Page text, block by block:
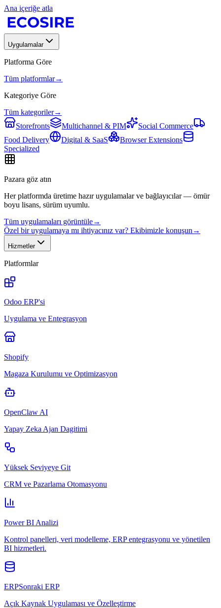
Ana içeriğe atla
Uygulamalar
Platforma Göre
Tüm platformlar→
Kategoriye Göre
Tüm kategoriler→
Storefronts
Multichannel & PIM
Social Commerce
Food Delivery
Digital & SaaS
Browser Extensions
Specialized
Pazara göz atın
Her platformda üretime hazır uygulamalar ve bağlayıcılar — ömür
boyu lisans, sürüm uyumlu.
Tüm uygulamaları görüntüle→
Özel bir uygulamaya mı ihtiyacınız var? Ekibimizle konuşun →
Hizmetler
Platformlar
Odoo ERP'si
Uygulama ve Entegrasyon
Shopify
Magaza Kurulumu ve Optimizasyon
OpenClaw AI
Yapay Zeka Ajan Dagitimi
Yüksek Seviyeye Git
CRM ve Pazarlama Otomasyonu
Power BI Analizi
Kontrol panelleri, veri modelleme, ERP entegrasyonu ve yönetilen
BI hizmetleri.
ERPSonraki ERP
Açık Kaynak Uygulaması ve Özelleştirme